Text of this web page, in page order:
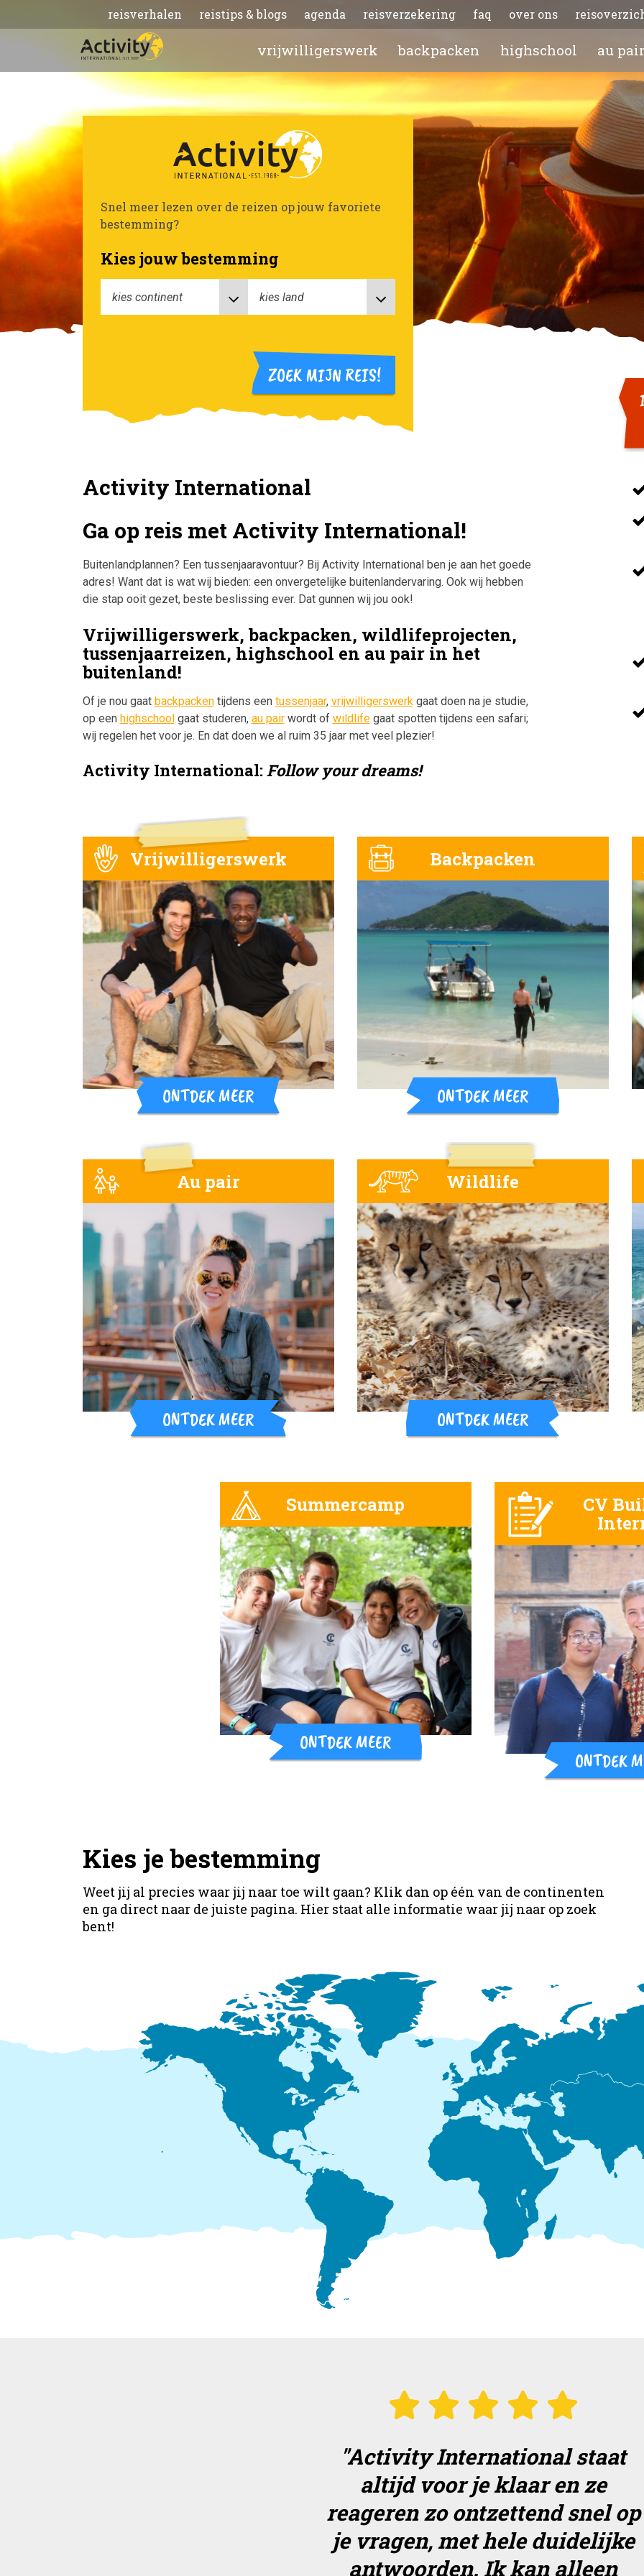
reisverhalen reistips & blogs agenda reisverzekering faq over ons
vrijwilligerswerk backpacken highschool au
Snel meer lezen over de reizen op jouw favoriete
bestemming?
Kies jouw bestemming
Activity International
Ga op reis met Activity International!
Buitenlandplannen? Een tussenjaaravontuur? Bij Activity International ben je aan het goede
adres! Want dat is wat wij bieden: een onvergetelijke buitenlandervaring. Ook wij hebben
die stap ooit gezet, beste beslissing ever. Dat gunnen wij jou ook!
Vrijwilligerswerk, backpacken, wildlifeprojecten,
tussenjaarreizen, highschool en au pair in het
buitenland!
Of je nou gaat backpackentijdens een tussenjaar, vrijwilligerswerkgaat doen na je studie,
op een highschoolgaat studeren, au pairwordt of wildlifegaat spotten tijdens een safari;
wij regelen het voor je. En dat doen we al ruim 35 jaar met veel plezier!
Activity International:Follow your dreams!
Vrijwilligerswerk
ONTDEK MEER
Backpacken
ONTDEK MEER
Au pair
ONTDEK MEER
Wildlife
ONTDEK MEER
Summercamp
ONTDEK MEER
CV
ONTDEK
Kies je bestemming
Weet jij al precies waar jij naar toe wilt gaan? Klik dan op één van de continenten
en ga direct naar de juiste pagina. Hier staat alle informatie waar jij naar op zoek
bent!
"Activity International staat
altijd voor je klaar en ze
reageren zo ontzettend snel op
je vragen, met hele duidelijke
antwoorden. Ik kan alleen